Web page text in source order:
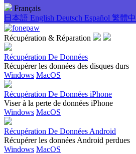
Français
日本語 English Deutsch Español 繁體
Récupération & Réparation
Récupération De Données
Récupérer les données des disques durs
Windows MacOS
Récupération De Données iPhone
Viser à la perte de données iPhone
Windows MacOS
Récupération De Données Android
Récupérer les données Android perdues
Windows MacOS